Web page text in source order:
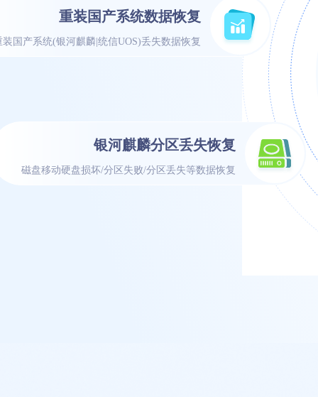
重装国产系统数据恢复
装国产系统(银河麒麟|统信UOS)丢失数据恢复
银河麒麟分区丢失恢复
磁盘移动硬盘损坏/分区失败/分区丢失等数据恢复